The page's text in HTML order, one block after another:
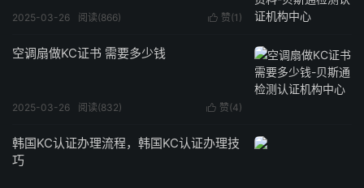
 赞(1 )
2025-03-26 阅读(866)
空调扇做KC证书 需要多少钱
 赞(4)
2025-03-26 阅读(832)
韩国KC认证办理流程，韩国KC认证办理技
巧